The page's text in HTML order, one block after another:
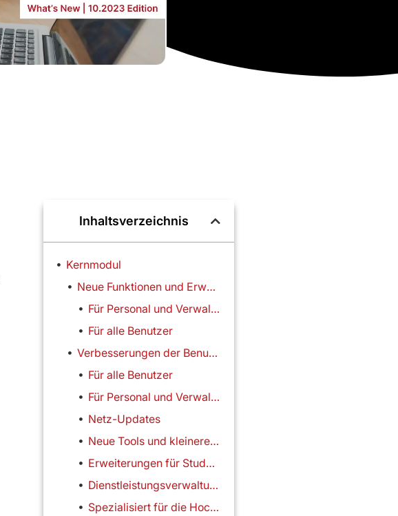
Inhaltsverzeichnis
Kernmodul
Neue Funktionen und Erweiterungen
Für Personal und Verwaltung
Für alle Benutzer
Verbesserungen der Benutzerfreundlichkeit und Erfahrung
Für alle Benutzer
Für Personal und Verwaltung
Netz-Updates
Neue Tools und kleinere Funktionen
Erweiterungen für Studentenformulare
Dienstleistungsverwaltung
Spezialisiert für die Hochschulbildung